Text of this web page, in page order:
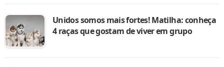
Unidos somos mais fortes! Matilha: conheça
4 raças que gostam de viver em grupo